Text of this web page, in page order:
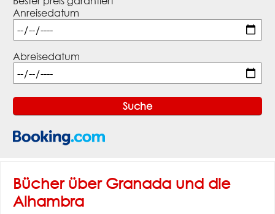
Anreisedatum
Abreisedatum
Bücher über Granada und die
Alhambra